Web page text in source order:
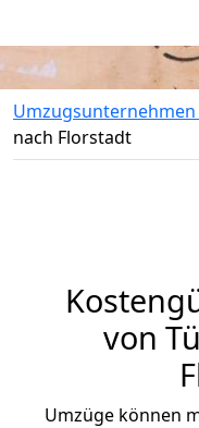
Umzugsunternehmen
nach Florstadt
von
Umzüge können